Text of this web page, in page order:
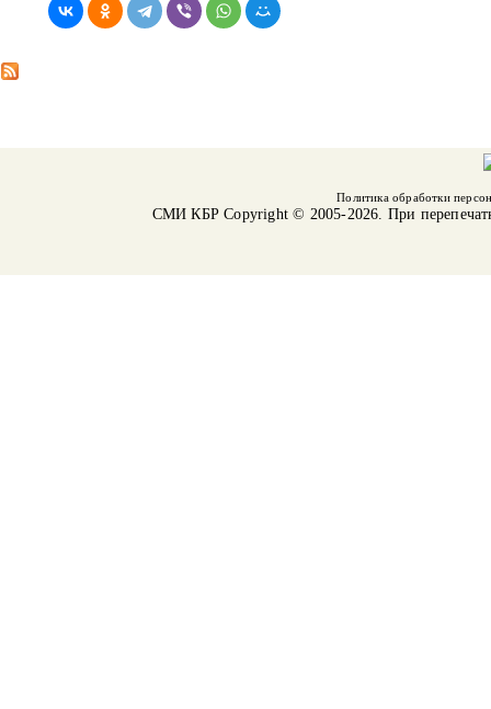
Политика обработки
СМИ КБРCopyright © 2005-2026. При